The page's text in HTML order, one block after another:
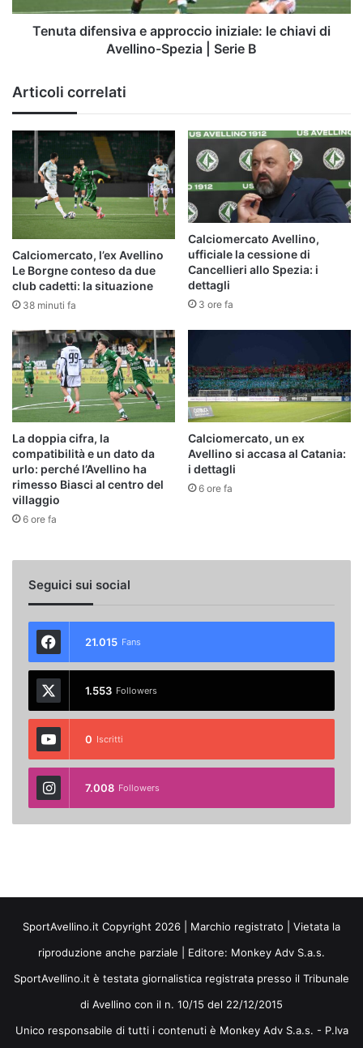
Avellino-
SpeziaTenuta difensiva e approccio iniziale: le chiavi di
Avellino-Spezia | Serie B
Articoli correlati
Calciomercato, l’ex Avellino
Le Borgne conteso da due
club cadetti: la situazione
38 minuti fa
Calciomercato Avellino,
ufficiale la cessione di
Cancellieri allo Spezia: i
dettagli
3 ore fa
La doppia cifra, la
compatibilità e un dato da
urlo: perché l’Avellino ha
rimesso Biasci al centro del
villaggio
6 ore fa
Calciomercato, un ex
Avellino si accasa al Catania:
i dettagli
6 ore fa
Seguici sui social
21.015 Fans
1.553 Followers
0 Iscritti
7.008 Followers
SportAvellino.it Copyright 2026 | Marchio registrato | Vietata la
riproduzione anche parziale | Editore: Monkey Adv S.a.s.
SportAvellino.it è testata giornalistica registrata presso il Tribunale
di Avellino con il n. 10/15 del 22/12/2015
Unico responsabile di tutti i contenuti è Monkey Adv S.a.s. - P.Iva